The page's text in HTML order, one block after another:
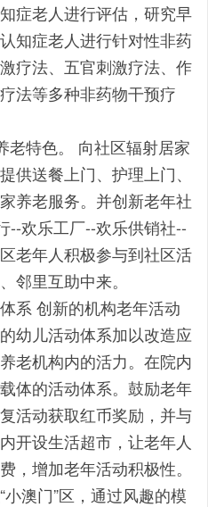
症老人进行评估，研究早
知症老人进行针对性非药
疗法、五官刺激疗法、作
法等多种非药物干预疗
老特色。 向社区辐射居家
供送餐上门、护理上门、
养老服务。并创新老年社
--欢乐工厂--欢乐供销社--
老年人积极参与到社区活
邻里互助中来。
系 创新的机构老年活动
幼儿活动体系加以改造应
老机构内的活力。在院内
体的活动体系。鼓励老年
活动获取红币奖励，并与
开设生活超市，让老年人
，增加老年活动积极性。
澳门”区，通过风趣的模